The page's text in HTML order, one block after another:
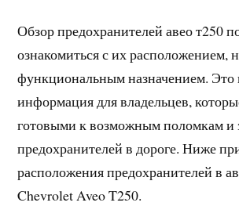
Обзор предохранителей авео т250
ознакомиться с их расположением,
функциональным назначением. Это
информация для владельцев,
готовыми к возможным поломкам и
предохранителей в дороге. Ниже
расположения предохранителей в
Chevrolet Aveo T250.